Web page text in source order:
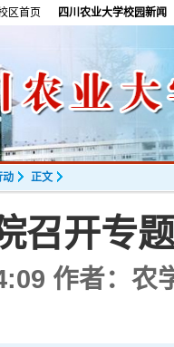
区首页 四川农业大学校园新闻
动 正文
召开专
作者：农